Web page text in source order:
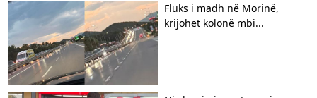
Fluks i madh në Morinë,
krijohet kolonë mbi...